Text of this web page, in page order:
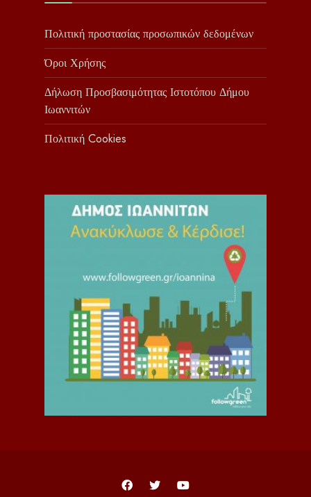
Πολιτική προστασίας προσωπικών δεδομένων
Όροι Χρήσης
Δήλωση Προσβασιμότητας Ιστοτόπου Δήμου
Ιωαννιτών
Πολιτική Cookies